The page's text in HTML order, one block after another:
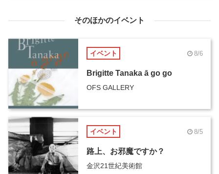
そのほかのイベント
イベント 8/6
Brigitte Tanaka ā go go
OFS GALLERY
イベント 8/5
路上、お邪魔ですか？
金沢21世紀美術館